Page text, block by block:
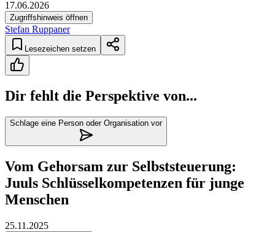
17.06.2026
Zugriffshinweis öffnen
Stefan Ruppaner
Lesezeichen setzen
Dir fehlt die Perspektive von...
Schlage eine Person oder Organisation vor
Vom Gehorsam zur Selbststeuerung:
Juuls Schlüsselkompetenzen für junge
Menschen
25.11.2025